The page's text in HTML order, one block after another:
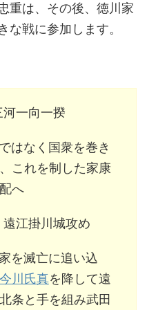
重は、その後、徳川家
な戦に参加します。
一向一揆
はなく国衆を巻き
これを制した家康
へ
江掛川城攻め
を滅亡に追い込
今川氏真を降して遠
条と手を組み武田